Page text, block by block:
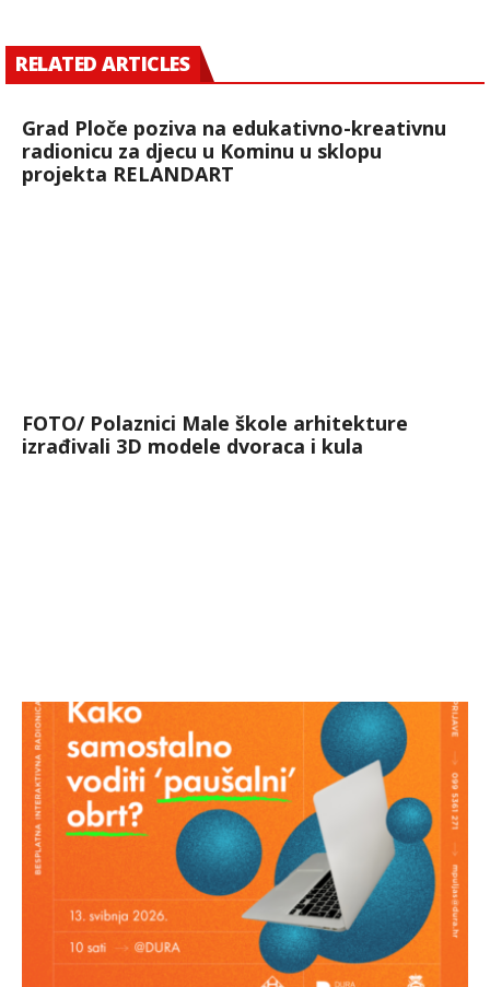
RELATED ARTICLES
Grad Ploče poziva na edukativno-kreativnu
radionicu za djecu u Kominu u sklopu
projekta RELANDART
FOTO/ Polaznici Male škole arhitekture
izrađivali 3D modele dvoraca i kula